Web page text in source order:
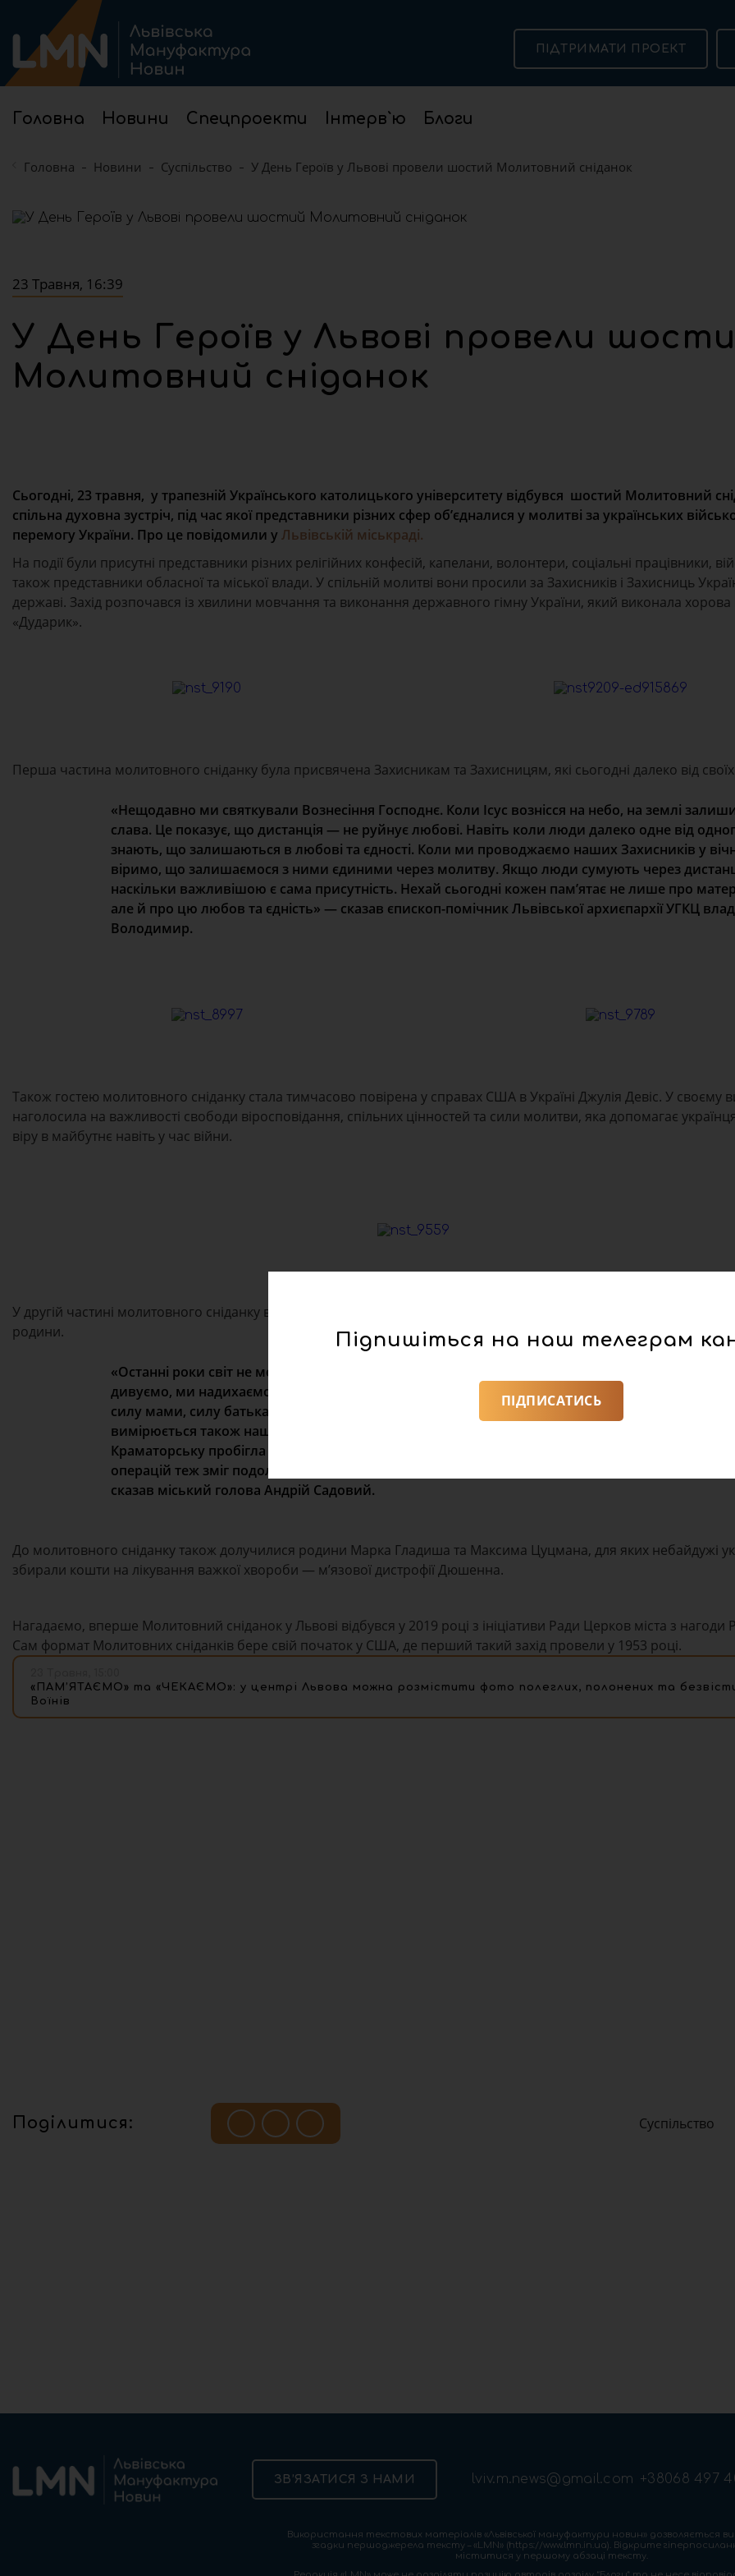
Головна Новини Спецпроекти Інтерв`ю Блоги
ПІДТРИМАТИ ПРОЕКТ
Головна Новини Суспільство У День Героїв у Львові провели шостий Молитовний сніданок
23 Травня, 16:39
У День Героїв у Львові провели
Молитовний сніданок
Сьогодні, 23 травня, у трапезній Українського католицького університету відбувся шостий Молитовний
спільна духовна зустріч, під час якої представники різних сфер об’єдналися у молитві за українських
перемогу України. Про це повідомили у Львівській міськраді.
На події були присутні представники різних релігійних конфесій, капелани, волонтери, соціальні працівники,
також представники обласної та міської влади. У спільній молитві вони просили за Захисників і Захисниць
державі. Захід розпочався із хвилини мовчання та виконання державного гімну України, який виконала хорова
«Дударик».
Перша частина молитовного сніданку була присвячена Захисникам та Захисницям, які сьогодні далеко від
«Нещодавно ми святкували Вознесіння Господнє. Коли Ісус вознісся на небо, на землі
слава. Це показує, що дистанція — не руйнує любові. Навіть коли люди далеко одне від
знають, що залишаються в любові та єдності. Коли ми проводжаємо наших Захисників у
віримо, що залишаємося з ними єдиними через молитву. Якщо люди сумують через
наскільки важливішою є сама присутність. Нехай сьогодні кожен пам’ятає не лише про
але й про цю любов та єдність» — сказав єпископ-помічник Львівської архиєпархії УГКЦ
Володимир.
Також гостею молитовного сніданку стала тимчасово повірена у справах США в Україні Джулія Девіс. У своєму
наголосила на важливості свободи віросповідання, спільних цінностей та сили молитви, яка допомагає
віру в майбутнє навіть у час війни.
У другій частині молитовного сніданку всі спільно помолилися за дітей, які борються з важкими захворюваннями,
родини.
«Останні роки світ не може зрозуміти Україну. Не може зрозуміти, де ми беремо сили. Тому
дивуємо, ми надихаємо. І я не про зброю чи генератори — я про силу, яка йде зсередини, від
силу мами, силу батька. Ми не знаємо, що буде завтра, але я точно знаю: сила нації і мужність
вимірюється також нашим ставленням до дітей. Я сьогодні згадував Яну Степаненко, яка після
Краматорську пробігла марафон у Бостоні на протезах, і Ромчика Олеськіва, який після понад
операцій теж зміг подолати цей шлях. Такі історії дають нам силу жити далі, вірити і
сказав міський голова Андрій Садовий.
До молитовного сніданку також долучилися родини Марка Гладиша та Максима Цуцмана, для яких небайдужі
збирали кошти на лікування важкої хвороби — мʼязової дистрофії Дюшенна.
Нагадаємо, вперше Молитовний сніданок у Львові відбувся у 2019 році з ініціативи Ради Церков міста з нагоди
Сам формат Молитовних сніданків бере свій початок у США, де перший такий захід провели у 1953 році.
«ПАМ’ЯТАЄМО» та «ЧЕКАЄМО»: у центрі Львова можна розмістити фото полеглих, полонених та
Воїнів
Поділитися: Суспільство
ЗВ’ЯЗАТИСЯ З НАМИ lviv.m.news@gmail.com +38068 497
Використання текстових матеріалів «Львівської мануфактури новин» дозволяється
згадки першоджерела тексту – «LMN» (https://www.lmn.in.ua). Відкрите
міститися у першому абзаці тексту.
Підпишіться на наш телеграм
ПІДПИСАТИСЬ